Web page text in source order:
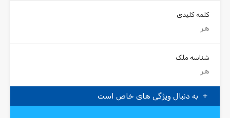
کلمه کلیدی
شناسه ملک
به دنبال ویژگی های خاص است